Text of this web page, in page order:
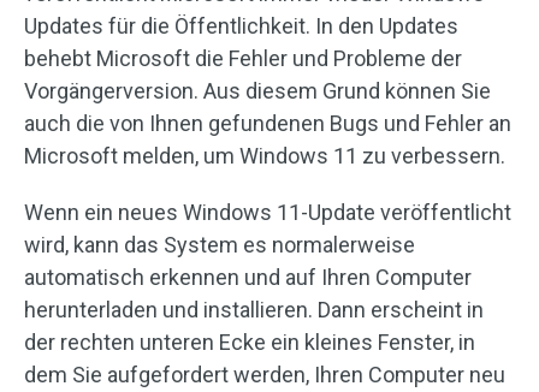
Updates für die Öffentlichkeit. In den Updates
behebt Microsoft die Fehler und Probleme der
Vorgängerversion. Aus diesem Grund können Sie
auch die von Ihnen gefundenen Bugs und Fehler an
Microsoft melden, um Windows 11 zu verbessern.
Wenn ein neues Windows 11-Update veröffentlicht
wird, kann das System es normalerweise
automatisch erkennen und auf Ihren Computer
herunterladen und installieren. Dann erscheint in
der rechten unteren Ecke ein kleines Fenster, in
dem Sie aufgefordert werden, Ihren Computer neu